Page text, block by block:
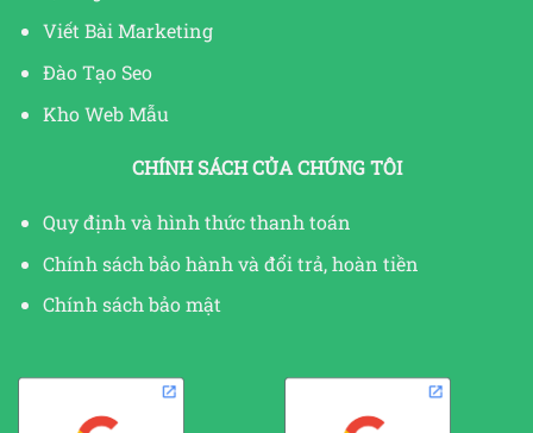
Viết Bài Marketing
Đào Tạo Seo
Kho Web Mẫu
CHÍNH SÁCH CỦA CHÚNG TÔI
Quy định và hình thức thanh toán
Chính sách bảo hành và đổi trả, hoàn tiền
Chính sách bảo mật